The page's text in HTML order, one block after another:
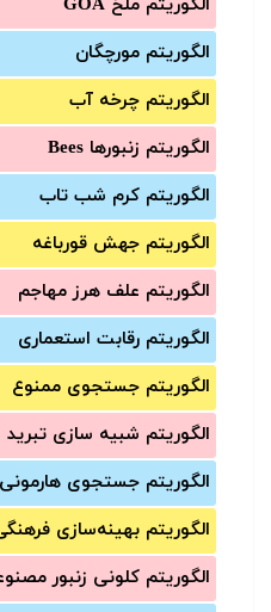
الگوریتم ملخ GOA
الگوریتم مورچگان
الگوریتم چرخه آب
الگوریتم زنبورها Bees
الگوریتم کرم شب تاب
الگوریتم جهش قورباغه
الگوریتم علف هرز مهاجم
الگوریتم رقابت استعماری
الگوریتم جستجوی ممنوع
الگوریتم شبیه سازی تبرید
الگوریتم جستجوی هارمونی
الگوریتم بهینه‌سازی
الگوریتم کلونی زنبور